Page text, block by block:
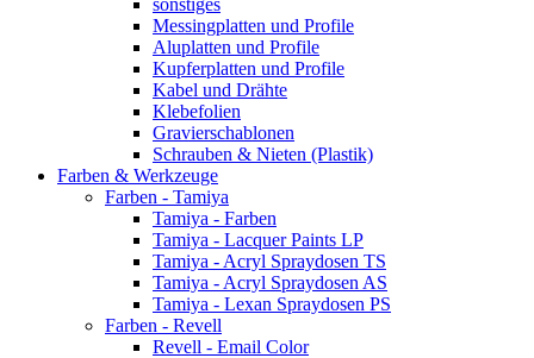
sonstiges
Messingplatten und Profile
Aluplatten und Profile
Kupferplatten und Profile
Kabel und Drähte
Klebefolien
Gravierschablonen
Schrauben & Nieten (Plastik)
Farben & Werkzeuge
Farben - Tamiya
Tamiya - Farben
Tamiya - Lacquer Paints LP
Tamiya - Acryl Spraydosen TS
Tamiya - Acryl Spraydosen AS
Tamiya - Lexan Spraydosen PS
Farben - Revell
Revell - Email Color